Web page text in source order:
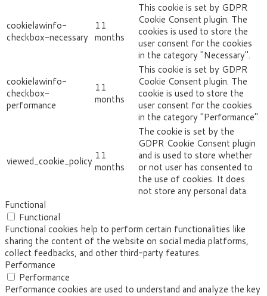
cookielawinfo-
checkbox-necessary
11
months
This cookie is set by GDPR
Cookie Consent plugin. The
cookies is used to store the
user consent for the cookies
in the category "Necessary".
cookielawinfo-
checkbox-
performance
11
months
This cookie is set by GDPR
Cookie Consent plugin. The
cookie is used to store the
user consent for the cookies
in the category "Performance".
viewed_cookie_policy 11
months
The cookie is set by the
GDPR Cookie Consent plugin
and is used to store whether
or not user has consented to
the use of cookies. It does
not store any personal data.
Functional
Functional
Functional cookies help to perform certain functionalities like
sharing the content of the website on social media platforms,
collect feedbacks, and other third-party features.
Performance
Performance
Performance cookies are used to understand and analyze the key